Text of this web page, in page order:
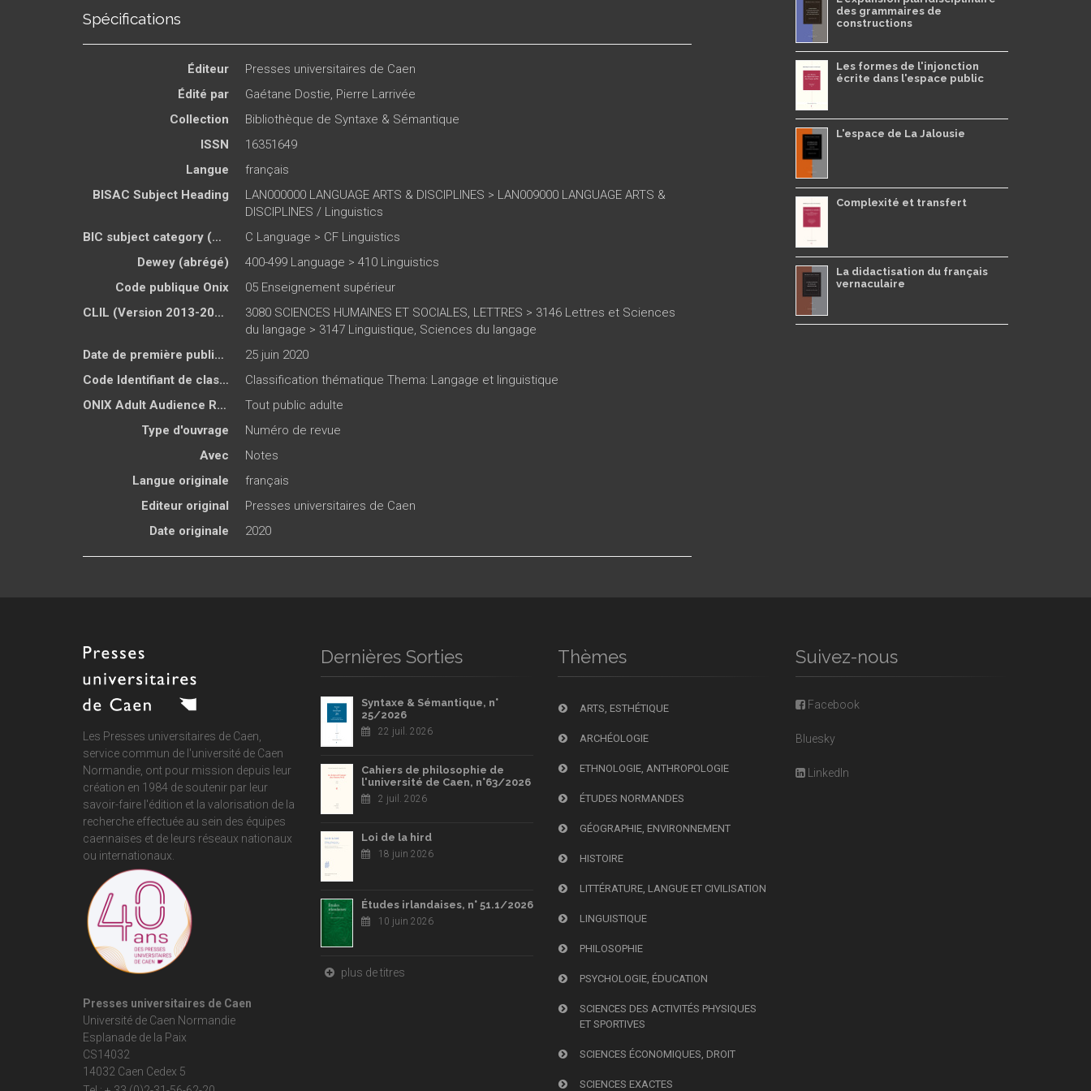
Spécifications
Éditeur
Presses universitaires de Caen
Édité par
Gaétane Dostie Pierre Larrivée
Collection
Bibliothèque de Syntaxe & Sémantique
ISSN
16351649
Langue
français
BISAC Subject Heading
LAN000000 LANGUAGE ARTS & DISCIPLINES > LAN009000 LANGUAGE ARTS &
DISCIPLINES / Linguistics
BIC subject category (UK)
C Language > CF Linguistics
Dewey (abrégé)
400-499 Language > 410 Linguistics
Code publique Onix
05 Enseignement supérieur
CLIL (Version 2013-2019 )
3080 SCIENCES HUMAINES ET SOCIALES, LETTRES > 3146 Lettres et Sciences
du langage > 3147 Linguistique, Sciences du langage
Date de première publication du titre
25 juin 2020
Code Identifiant de classement sujet
Classification thématique Thema: Langage et linguistique
ONIX Adult Audience Rating
Tout public adulte
Type d'ouvrage
Numéro de revue
Avec
Notes
Langue originale
français
Editeur original
Presses universitaires de Caen
Date originale
2020
des grammaires de
constructions
Les formes de l'injonction
écrite dans l'espace public
L'espace de La Jalousie
Complexité et transfert
La didactisation du français
vernaculaire
Les Presses universitaires de Caen,
service commun de l'université de Caen
Normandie , ont pour mission depuis leur
création en 1984 de soutenir par leur
savoir-faire l'édition et la valorisation de la
recherche effectuée au sein des équipes
caennaises et de leurs réseaux nationaux
ou internationaux.
Presses universitaires de Caen
Université de Caen Normandie
Esplanade de la Paix
CS14032
14032 Caen Cedex 5
Dernières Sorties
Syntaxe & Sémantique, n°
25/2026
22 juil. 2026
Cahiers de philosophie de
l'université de Caen, n°63/2026
2 juil. 2026
Loi de la hird
18 juin 2026
Études irlandaises, n° 51.1/2026
10 juin 2026
plus de titres
Thèmes
ARTS, ESTHÉTIQUE
ARCHÉOLOGIE
ETHNOLOGIE, ANTHROPOLOGIE
ÉTUDES NORMANDES
GÉOGRAPHIE, ENVIRONNEMENT
HISTOIRE
LITTÉRATURE, LANGUE ET CIVILISATION
LINGUISTIQUE
PHILOSOPHIE
PSYCHOLOGIE, ÉDUCATION
SCIENCES DES ACTIVITÉS PHYSIQUES
ET SPORTIVES
SCIENCES ÉCONOMIQUES, DROIT
SCIENCES EXACTES
Suivez-nous
Facebook
Bluesky
LinkedIn